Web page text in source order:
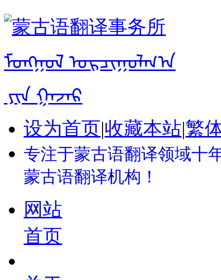
设为首页|收藏本站|繁
专注于蒙古语翻译领域十
蒙古语翻译机构！
网站
首页